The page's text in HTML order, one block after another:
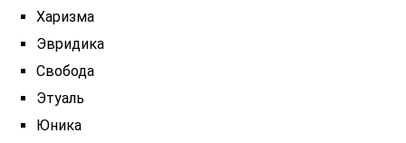
Харизма
Эвридика
Свобода
Этуаль
Юника